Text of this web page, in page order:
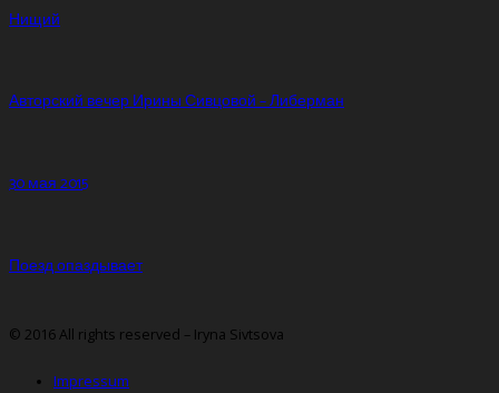
Нищий
Авторский вечер Ирины Сивцовой – Либерман
30 мая 2015
Поезд опаздывает
© 2016 All rights reserved – Iryna Sivtsova
Impressum